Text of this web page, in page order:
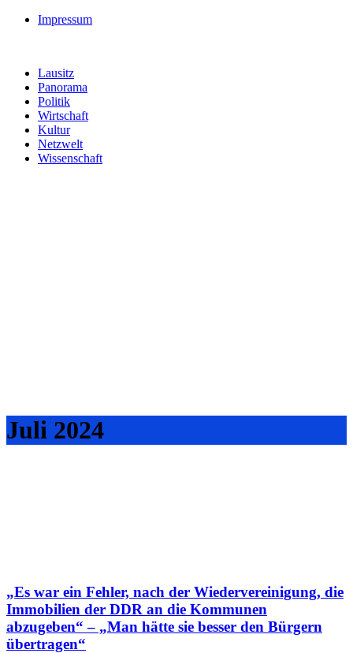
Impressum
Lausitz
Panorama
Politik
Wirtschaft
Kultur
Netzwelt
Wissenschaft
Juli 2024
„Es war ein Fehler, nach der Wiedervereinigung, die
Immobilien der DDR an die Kommunen
abzugeben“ – „Man hätte sie besser den Bürgern
übertragen“